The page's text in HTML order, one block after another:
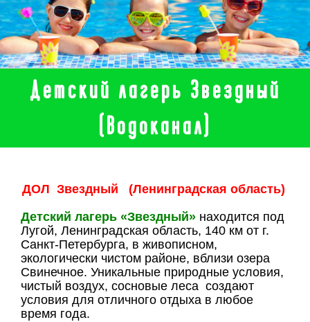
Детский лагерь Звездный
(Водоканал)
ДОЛ Звездный (Ленинградская область)
Детский лагерь «Звездный» находится под
Лугой, Ленинградская область, 140 км от г.
Санкт-Петербурга, в живописном,
экологически чистом районе, вблизи озера
Свинечное. Уникальные природные условия,
чистый воздух, сосновые леса создают
условия для отличного отдыха в любое
время года.